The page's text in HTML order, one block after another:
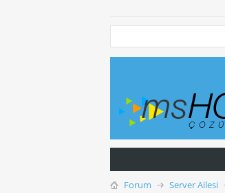
Forum Server Ailesi